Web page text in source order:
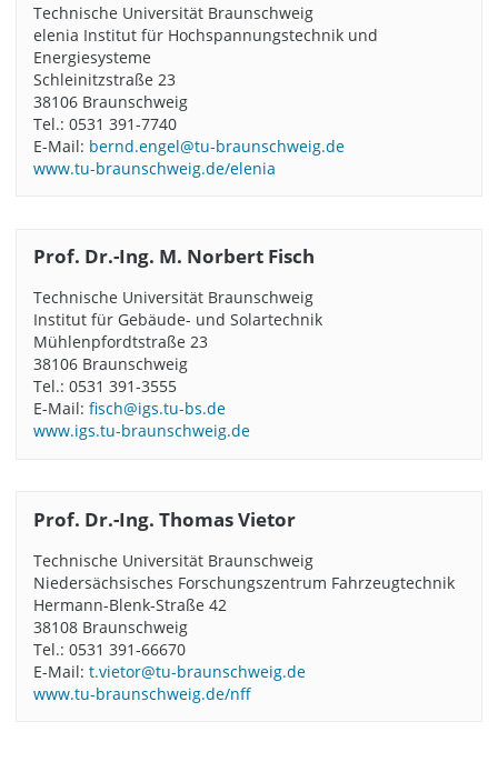
Technische Universität Braunschweig
elenia Institut für Hochspannungstechnik und
Energiesysteme
Schleinitzstraße 23
38106 Braunschweig
Tel.: 0531 391-7740
E-Mail: bernd.engel@tu-braunschweig.de
www.tu-braunschweig.de/elenia
Prof. Dr.-Ing. M. Norbert Fisch
Technische Universität Braunschweig
Institut für Gebäude- und Solartechnik
Mühlenpfordtstraße 23
38106 Braunschweig
Tel.: 0531 391-3555
E-Mail: fisch@igs.tu-bs.de
www.igs.tu-braunschweig.de
Prof. Dr.-Ing. Thomas Vietor
Technische Universität Braunschweig
Niedersächsisches Forschungszentrum Fahrzeugtechnik
Hermann-Blenk-Straße 42
38108 Braunschweig
Tel.: 0531 391-66670
E-Mail: t.vietor@tu-braunschweig.de
www.tu-braunschweig.de/nff